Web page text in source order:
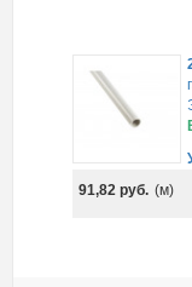
91,82руб. (м)